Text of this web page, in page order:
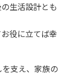
生活設計とも
役に立てば幸
支え、家族の